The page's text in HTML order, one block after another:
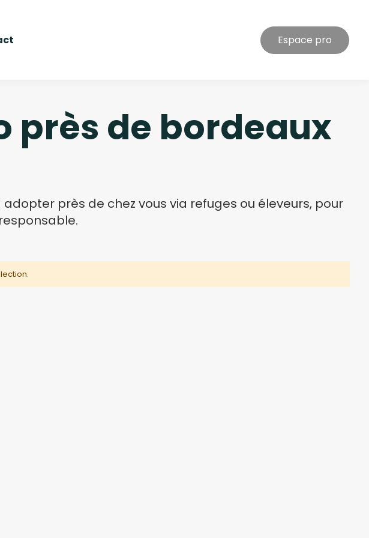
Espace pro
près de bordeaux
près de chez vous via refuges ou éleveurs, pour